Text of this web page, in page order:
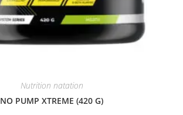
Nutrition natation
NO PUMP XTREME (420 G)